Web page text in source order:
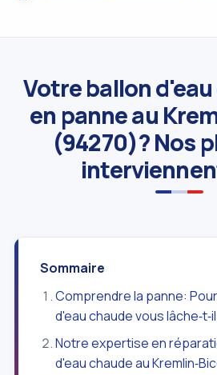
Votre ballon
en panne au
(94270)? Nos
Sommaire
Comprendre la panne:
d'eau chaude vous
Notre expertise en
d'eau chaude au